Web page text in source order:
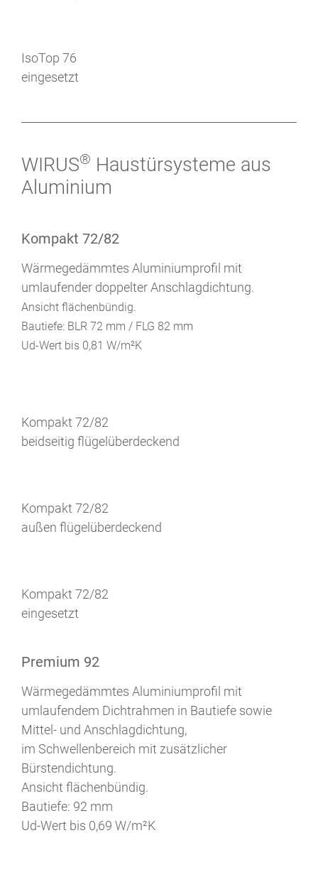
IsoTop 76
eingesetzt
WIRUS® Haustürsysteme aus
Aluminium
Kompakt 72/82
Wärmegedämmtes Aluminiumprofil mit
umlaufender doppelter Anschlagdichtung.
Ansicht flächenbündig.
Bautiefe: BLR 72 mm / FLG 82 mm
Ud-Wert bis 0,81 W/m²K
Kompakt 72/82
beidseitig flügelüberdeckend
Kompakt 72/82
außen flügelüberdeckend
Kompakt 72/82
eingesetzt
Premium 92
Wärmegedämmtes Aluminiumprofil mit
umlaufendem Dichtrahmen in Bautiefe sowie
Mittel- und Anschlagdichtung,
im Schwellenbereich mit zusätzlicher
Bürstendichtung.
Ansicht flächenbündig.
Bautiefe: 92 mm
Ud-Wert bis 0,69 W/m²K